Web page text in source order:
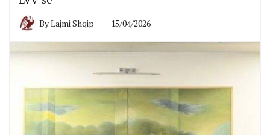
ByLajmi Shqip 15/04/2026